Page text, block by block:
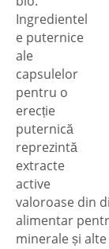
Ingredientel
e puternice
ale
capsulelor
pentru o
erecție
puternică
reprezintă
extracte
active
valoroase din
alimentar
minerale și